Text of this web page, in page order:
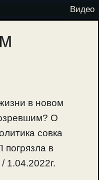
Видео
в новом
О
совка
погрязла в
1.04.2022г.